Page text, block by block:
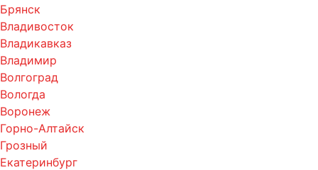
Брянск
Владивосток
Владикавказ
Владимир
Волгоград
Вологда
Воронеж
Горно-Алтайск
Грозный
Екатеринбург